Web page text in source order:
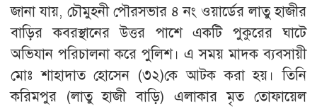
জানা যায়, চৌমুহনী পৌরসভার ৪ নং ওয়ার্ডের লাতু হাজীর
বাড়ির কবরস্থানের উত্তর পাশে একটি পুকুরের ঘাটে
অভিযান পরিচালনা করে পুলিশ। এ সময় মাদক ব্যবসায়ী
মোঃ শাহাদাত হোসেন (৩২)কে আটক করা হয়। তিনি
করিমপুর (লাতু হাজী বাড়ি) এলাকার মৃত তোফায়েল